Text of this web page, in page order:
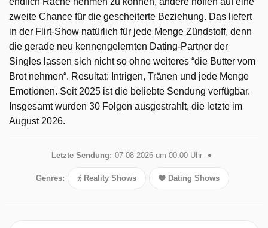
zweite Chance für die gescheiterte Beziehung. Das liefert
in der Flirt-Show natürlich für jede Menge Zündstoff, denn
die gerade neu kennengelernten Dating-Partner der
Singles lassen sich nicht so ohne weiteres “die Butter vom
Brot nehmen“. Resultat: Intrigen, Tränen und jede Menge
Emotionen. Seit 2025 ist die beliebte Sendung verfügbar.
Insgesamt wurden 30 Folgen ausgestrahlt, die letzte im
August 2026.
Letzte Sendung: 07-08-2026 um 00:00 Uhr
Genres: Reality Shows Dating Shows